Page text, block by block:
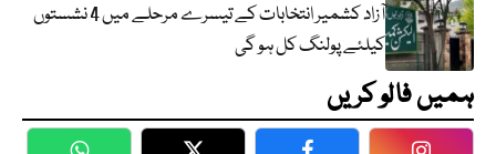
آزاد کشمیر انتخابات کے تیسرے مرحلے میں 4 نشستوں
کیلئے پولنگ کل ہو گی
ہمیں فالو کریں